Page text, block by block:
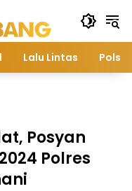
Lalu Lintas
Posyan
Polres